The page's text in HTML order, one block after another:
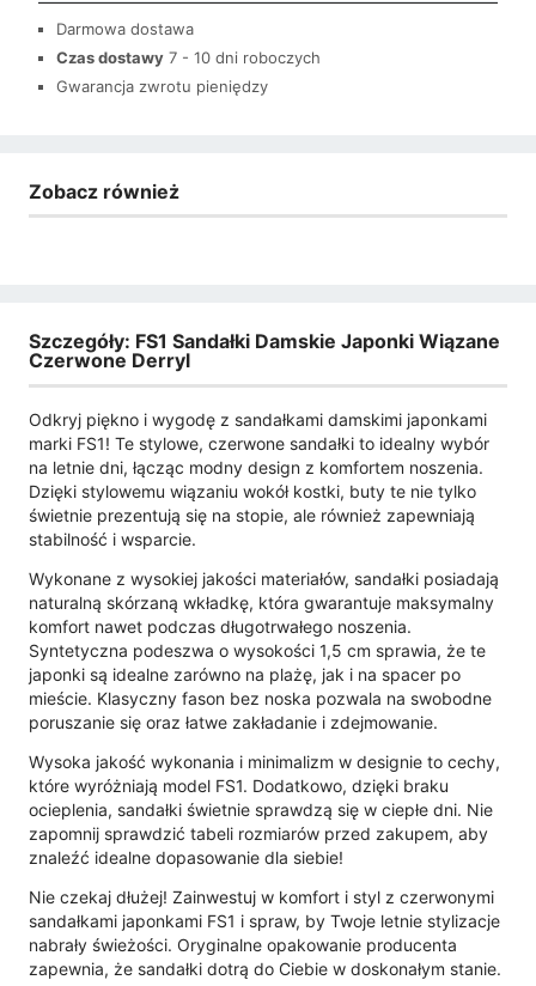
Darmowa dostawa
Czas dostawy 7 - 10 dni roboczych
Gwarancja zwrotu pieniędzy
Zobacz również
Szczegóły: FS1 Sandałki Damskie Japonki Wiązane
Czerwone Derryl
Odkryj piękno i wygodę z sandałkami damskimi japonkami
marki FS1! Te stylowe, czerwone sandałki to idealny wybór
na letnie dni, łącząc modny design z komfortem noszenia.
Dzięki stylowemu wiązaniu wokół kostki, buty te nie tylko
świetnie prezentują się na stopie, ale również zapewniają
stabilność i wsparcie.
Wykonane z wysokiej jakości materiałów, sandałki posiadają
naturalną skórzaną wkładkę, która gwarantuje maksymalny
komfort nawet podczas długotrwałego noszenia.
Syntetyczna podeszwa o wysokości 1,5 cm sprawia, że te
japonki są idealne zarówno na plażę, jak i na spacer po
mieście. Klasyczny fason bez noska pozwala na swobodne
poruszanie się oraz łatwe zakładanie i zdejmowanie.
Wysoka jakość wykonania i minimalizm w designie to cechy,
które wyróżniają model FS1. Dodatkowo, dzięki braku
ocieplenia, sandałki świetnie sprawdzą się w ciepłe dni. Nie
zapomnij sprawdzić tabeli rozmiarów przed zakupem, aby
znaleźć idealne dopasowanie dla siebie!
Nie czekaj dłużej! Zainwestuj w komfort i styl z czerwonymi
sandałkami japonkami FS1 i spraw, by Twoje letnie stylizacje
nabrały świeżości. Oryginalne opakowanie producenta
zapewnia, że sandałki dotrą do Ciebie w doskonałym stanie.